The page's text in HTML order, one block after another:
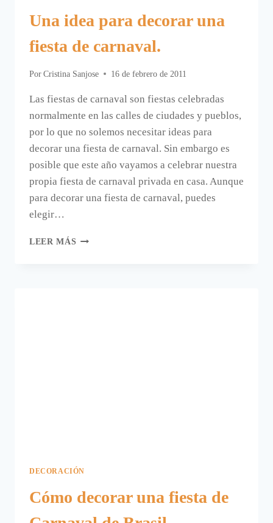
Una idea para decorar una
fiesta de carnaval.
Por Cristina Sanjose 16 de febrero de 2011
Las fiestas de carnaval son fiestas celebradas
normalmente en las calles de ciudades y pueblos,
por lo que no solemos necesitar ideas para
decorar una fiesta de carnaval. Sin embargo es
posible que este año vayamos a celebrar nuestra
propia fiesta de carnaval privada en casa. Aunque
para decorar una fiesta de carnaval, puedes
elegir…
LEER MÁS UNA
DECORACIÓN
Cómo decorar una fiesta de